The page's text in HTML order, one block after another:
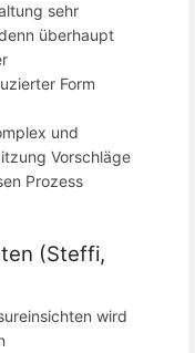
sehr
überhaupt
Form
und
Vorschläge
Prozess
(Steffi,
wird